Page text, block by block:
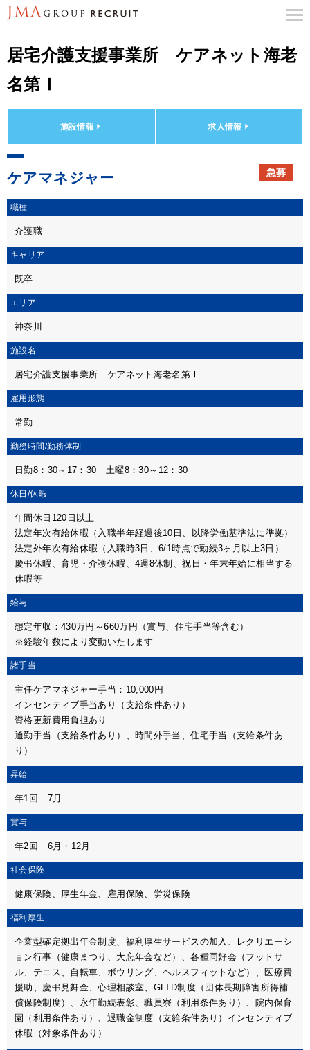
居宅介護支援事業所 ケアネット海老
名第Ⅰ
施設情報 求人情報
ケアマネジャー 急募
職種
介護職
キャリア
既卒
エリア
神奈川
施設名
居宅介護支援事業所 ケアネット海老名第Ⅰ
雇用形態
常勤
勤務時間/勤務体制
日勤8：30～17：30 土曜8：30～12：30
休日/休暇
年間休日120日以上
法定年次有給休暇（入職半年経過後10日、以降労働基準法に準拠）
法定外年次有給休暇（入職時3日、6/1時点で勤続3ヶ月以上3日）
慶弔休暇、育児・介護休暇、4週8休制、祝日・年末年始に相当する
休暇等
給与
想定年収：430万円～660万円（賞与、住宅手当等含む）
※経験年数により変動いたします
諸手当
主任ケアマネジャー手当：10,000円
インセンティブ手当あり（支給条件あり）
資格更新費用負担あり
通勤手当（支給条件あり）、時間外手当、住宅手当（支給条件あ
り）
昇給
年1回 7月
賞与
年2回 6月・12月
社会保険
健康保険、厚生年金、雇用保険、労災保険
福利厚生
企業型確定拠出年金制度、福利厚生サービスの加入、レクリエーシ
ョン行事（健康まつり、大忘年会など）、各種同好会（フットサ
ル、テニス、自転車、ボウリング、ヘルスフィットなど）、医療費
援助、慶弔見舞金、心理相談室、GLTD制度（団体長期障害所得補
償保険制度）、永年勤続表彰、職員寮（利用条件あり）、院内保育
園（利用条件あり）、退職金制度（支給条件あり）インセンティブ
休暇（対象条件あり）